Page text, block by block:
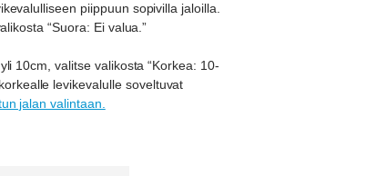
piippuun sopivilla jaloilla.
“Suora: Ei valua.”
10cm, valitse valikosta “Korkea: 10-
levikevalulle soveltuvat
jalan valintaan.